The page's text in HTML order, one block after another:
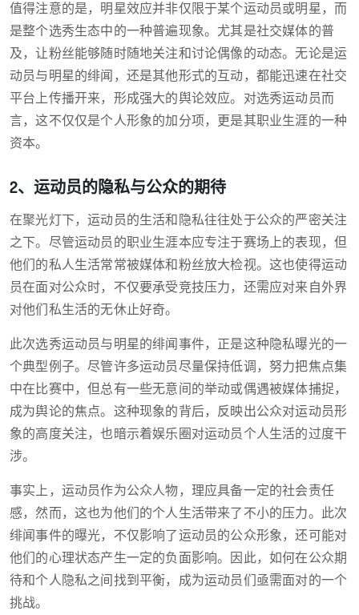
值得注意的是，明星效应并非仅限于某个运动员或明星，而
是整个选秀生态中的一种普遍现象。尤其是社交媒体的普
及，让粉丝能够随时随地关注和讨论偶像的动态。无论是运
动员与明星的绯闻，还是其他形式的互动，都能迅速在社交
平台上传播开来，形成强大的舆论效应。对选秀运动员而
言，这不仅仅是个人形象的加分项，更是其职业生涯的一种
资本。
2、运动员的隐私与公众的期待
在聚光灯下，运动员的生活和隐私往往处于公众的严密关注
之下。尽管运动员的职业生涯本应专注于赛场上的表现，但
他们的私人生活常常被媒体和粉丝放大检视。这也使得运动
员在面对公众时，不仅要承受竞技压力，还需应对来自外界
对他们私生活的无休止好奇。
此次选秀运动员与明星的绯闻事件，正是这种隐私曝光的一
个典型例子。尽管许多运动员尽量保持低调，努力把焦点集
中在比赛中，但总有一些无意间的举动或偶遇被媒体捕捉，
成为舆论的焦点。这种现象的背后，反映出公众对运动员形
象的高度关注，也暗示着娱乐圈对运动员个人生活的过度干
涉。
事实上，运动员作为公众人物，理应具备一定的社会责任
感，然而，这也为他们的个人生活带来了不小的压力。此次
绯闻事件的曝光，不仅影响了运动员的公众形象，还可能对
他们的心理状态产生一定的负面影响。因此，如何在公众期
待和个人隐私之间找到平衡，成为运动员们亟需面对的一个
挑战。